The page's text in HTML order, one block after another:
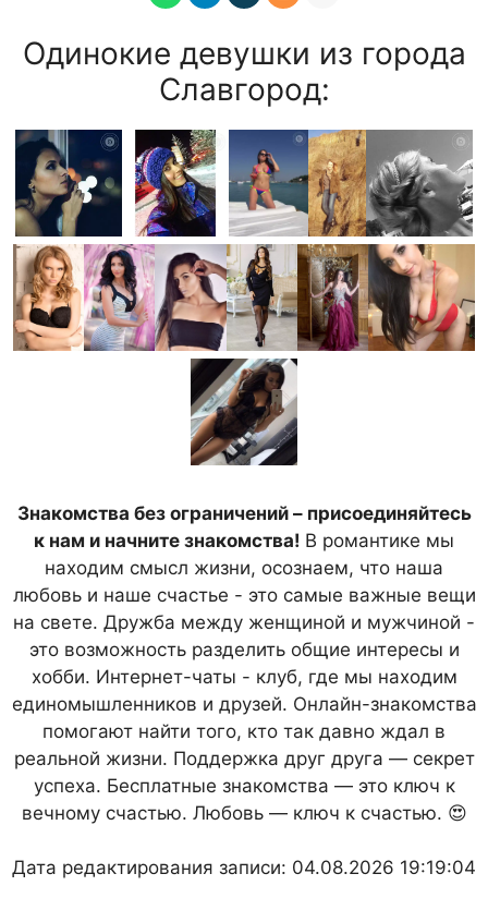
Одинокие девушки из города
Славгород:
Знакомства без ограничений – присоединяйтесь
к нам и начните знакомства! В романтике мы
находим смысл жизни, осознаем, что наша
любовь и наше счастье - это самые важные вещи
на свете. Дружба между женщиной и мужчиной -
это возможность разделить общие интересы и
хобби. Интернет-чаты - клуб, где мы находим
единомышленников и друзей. Онлайн-знакомства
помогают найти того, кто так давно ждал в
реальной жизни. Поддержка друг друга — секрет
успеха. Бесплатные знакомства — это ключ к
вечному счастью. Любовь — ключ к счастью. 😍
Дата редактирования записи: 04.08.2026 19:19:04